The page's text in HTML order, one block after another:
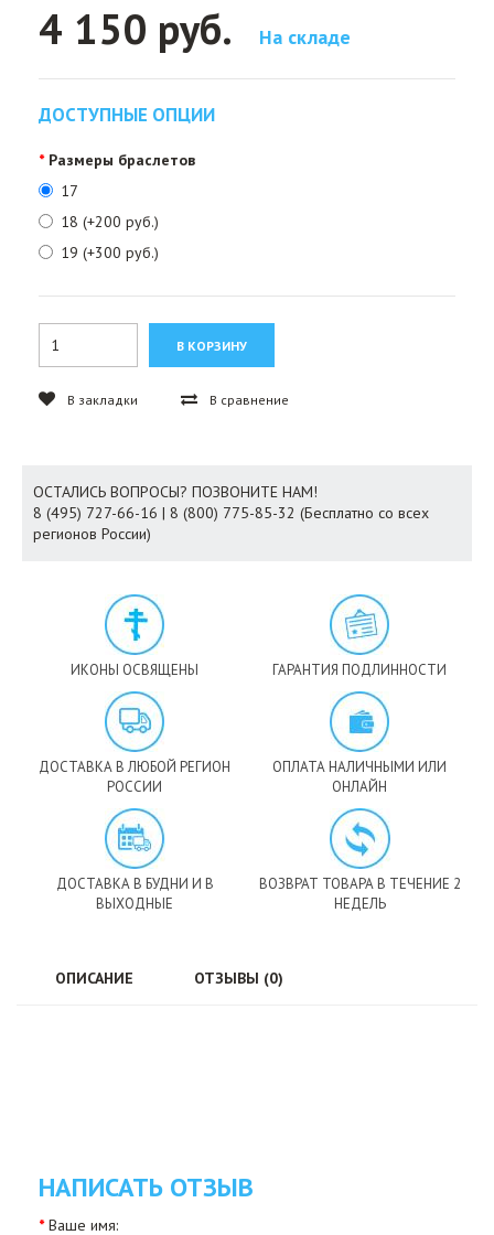
4 150 руб. На складе
ДОСТУПНЫЕ ОПЦИИ
Размеры браслетов
17
18 (+200 руб.)
19 (+300 руб.)
В закладки В сравнение
ОСТАЛИСЬ ВОПРОСЫ? ПОЗВОНИТЕ НАМ!
8 (495) 727-66-16 | 8 (800) 775-85-32 (Бесплатно со всех
регионов России)
ИКОНЫ ОСВЯЩЕНЫ ГАРАНТИЯ ПОДЛИННОСТИ
ДОСТАВКА В ЛЮБОЙ РЕГИОН
РОССИИ
ОПЛАТА НАЛИЧНЫМИ ИЛИ
ОНЛАЙН
ДОСТАВКА В БУДНИ И В
ВЫХОДНЫЕ
ВОЗВРАТ ТОВАРА В ТЕЧЕНИЕ 2
НЕДЕЛЬ
ОПИСАНИЕ ОТЗЫВЫ (0)
НАПИСАТЬ ОТЗЫВ
Ваше имя: